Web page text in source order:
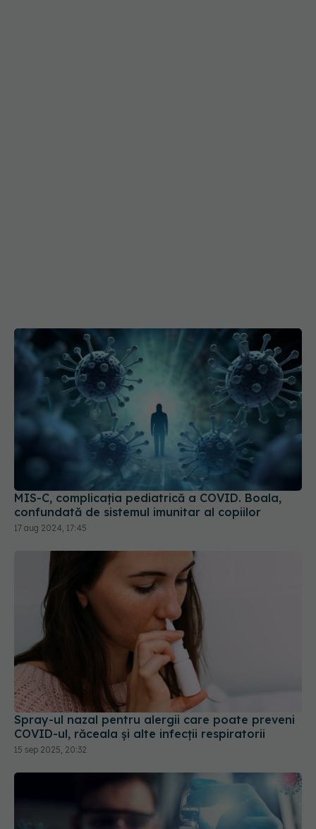
MIS-C, complicația pediatrică a COVID. Boala,
confundată de sistemul imunitar al copiilor
17 aug 2024, 17:45
Spray-ul nazal pentru alergii care poate preveni
COVID-ul, răceala și alte infecții respiratorii
15 sep 2025, 20:32